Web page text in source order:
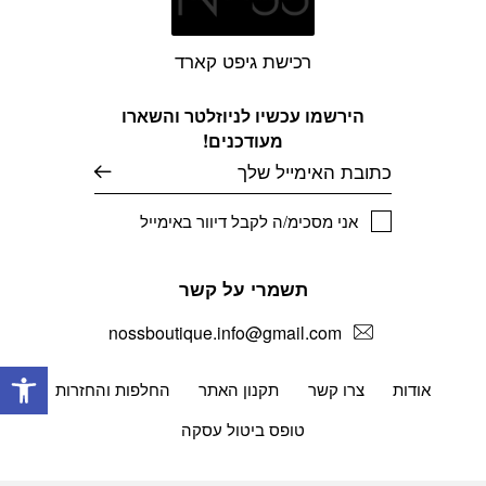
הירשמו עכשיו לניוזלטר והשארו
מעודכנים!
אני מסכימ/ה לקבל דיוור באימייל
אודות צרו קשר תקנון האתר
החלפות והחזרות
טופס ביטול עסקה
תשמרי על קשר
nossboutique.info@gmail.com
רכישת גיפט קארד